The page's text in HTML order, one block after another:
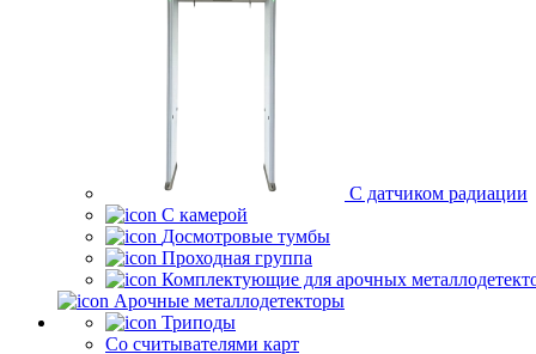
С датчиком радиации
С камерой
Досмотровые тумбы
Проходная группа
Комплектующие для арочных
Арочные металлодетекторы
Триподы
Со считывателями карт